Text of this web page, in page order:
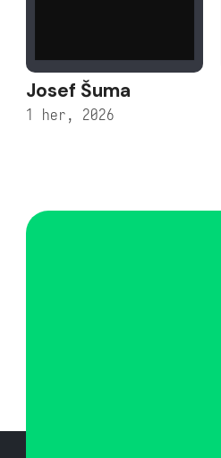
Josef Šuma
1 her, 2026